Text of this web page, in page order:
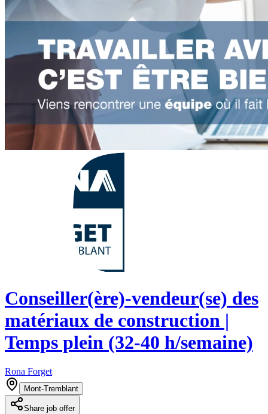
Conseiller(ère)-vendeur(se) des
matériaux de construction |
Temps plein (32-40 h/semaine)
Rona Forget
Mont-Tremblant
Share job offer